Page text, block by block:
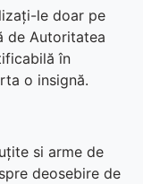
le doar pe
de Autoritatea
în
o insignă.
si arme de
deosebire de